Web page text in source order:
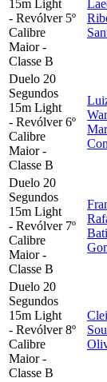
15m Light
- Revólver
Calibre
Maior -
Classe B
5º
Duelo 20
Segundos
15m Light
- Revólver
Calibre
Maior -
Classe B
6º
Duelo 20
Segundos
15m Light
- Revólver
Calibre
Maior -
Classe B
7º
Duelo 20
Segundos
15m Light
- Revólver
Calibre
Maior -
Classe B
8º